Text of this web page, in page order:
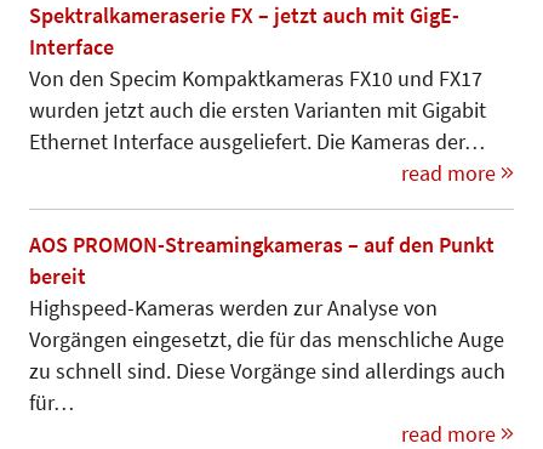
Spektralkameraserie FX – jetzt auch mit GigE-
Interface
Von den Specim Kompaktkameras FX10 und FX17
wurden jetzt auch die ersten Varianten mit Gigabit
Ethernet Interface ausgeliefert. Die Kameras der…
read more
AOS PROMON-Streamingkameras – auf den Punkt
bereit
Highspeed-Kameras werden zur Ana­lyse von
Vorgängen eingesetzt, die für das menschliche Auge
zu schnell sind. Diese Vorgänge sind allerdings auch
für…
read more